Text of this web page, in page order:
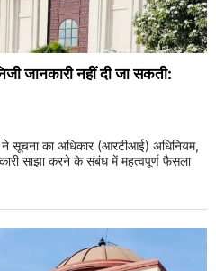
जानकारी नहीं दी जा सकती:
ने सूचना का अधिकार (आरटीआई) अधिनियम,
साझा करने के संबंध में महत्वपूर्ण फैसला